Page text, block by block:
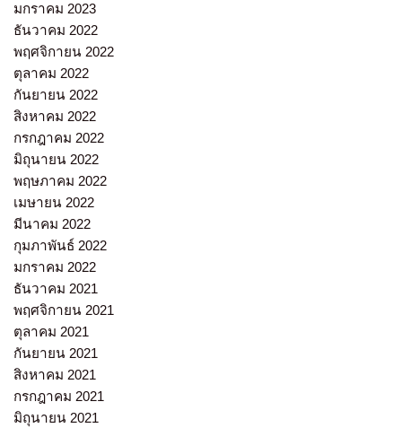
มกราคม 2023
ธันวาคม 2022
พฤศจิกายน 2022
ตุลาคม 2022
กันยายน 2022
สิงหาคม 2022
กรกฎาคม 2022
มิถุนายน 2022
พฤษภาคม 2022
เมษายน 2022
มีนาคม 2022
กุมภาพันธ์ 2022
มกราคม 2022
ธันวาคม 2021
พฤศจิกายน 2021
ตุลาคม 2021
กันยายน 2021
สิงหาคม 2021
กรกฎาคม 2021
มิถุนายน 2021